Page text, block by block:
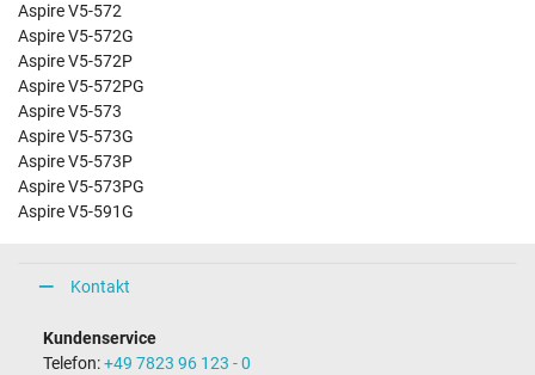
Aspire V5-572
Aspire V5-572G
Aspire V5-572P
Aspire V5-572PG
Aspire V5-573
Aspire V5-573G
Aspire V5-573P
Aspire V5-573PG
Aspire V5-591G
Kontakt
Kundenservice
Telefon:+49 7823 96 123 - 0